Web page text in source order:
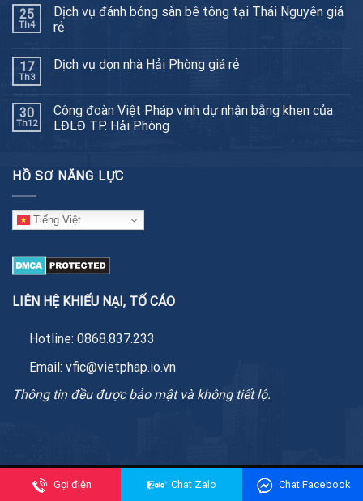
25
Th4
Dịch vụ đánh bóng sàn bê tông tại Thái Nguyên giá
rẻ
17
Th3
Dịch vụ dọn nhà Hải Phòng giá rẻ
30
Th12
Công đoàn Việt Pháp vinh dự nhận bằng khen của
LĐLĐ TP. Hải Phòng
HỒ SƠ NĂNG LỰC
Tiếng Việt
LIÊN HỆ KHIẾU NẠI, TỐ CÁO
Hotline: 0868.837.233
Email: vfic@vietphap.io.vn
Thông tin đều được bảo mật và không tiết lộ.
Copyright 2026 © VFIC Services| services@vfic.com.vn
Gọi điện Chat Zalo Chat Facebook